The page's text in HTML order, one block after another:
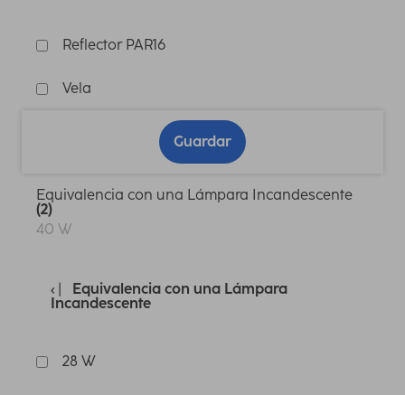
Reflector PAR16
Vela
Guardar
Equivalencia con una Lámpara Incandescente
(2)
40 W
Equivalencia con una Lámpara
Incandescente
28 W